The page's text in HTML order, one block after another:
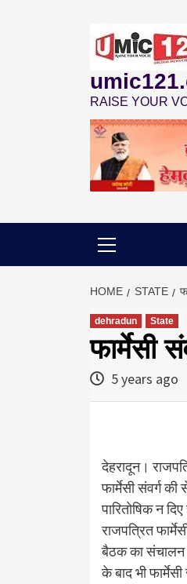
RAISE YOUR
HOME STATE
dehradun State
फार्मेसी
5 years ago
देहरादून।
फार्मेसी संवर्ग
पारितोषिक न
राजपत्रित
बैठक का संचालन
के बाद भी